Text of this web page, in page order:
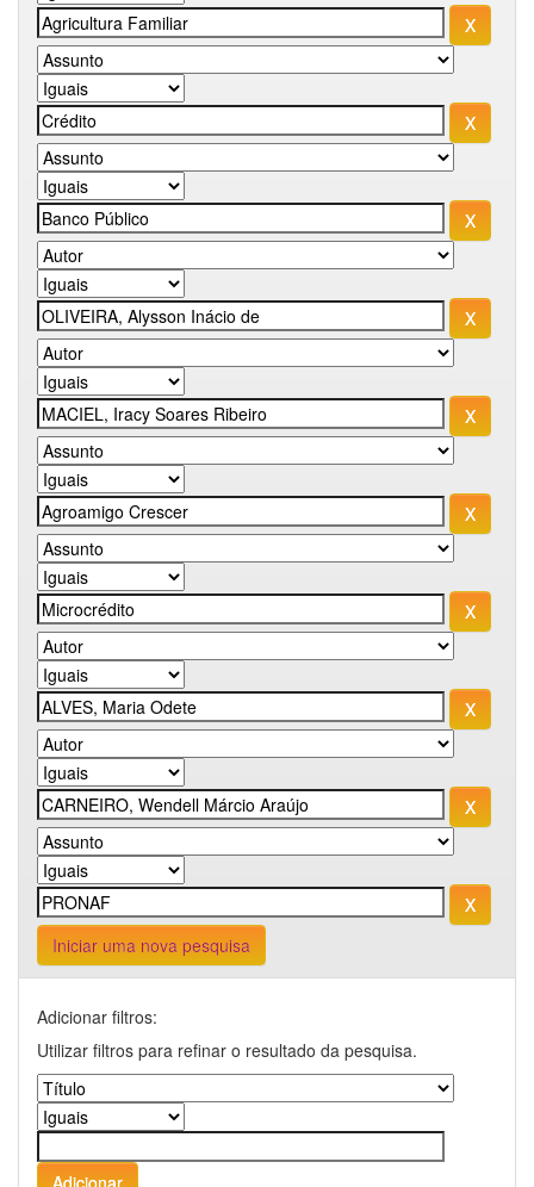
Iniciar uma nova pesquisa
Adicionar filtros:
Utilizar filtros para refinar o resultado da pesquisa.